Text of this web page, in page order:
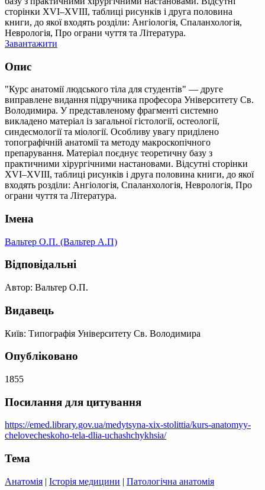
сторінки XVI–XVIII, таблиці рисунків і друга половина
книги, до якої входять розділи: Ангіологія, Спаланхологія,
Неврологія, Про ограни чуття та Література.
Завантажити
Опис
"Курс анатомії людського тіла для студентів" — друге
виправлене видання підручника професора Університету Св.
Володимира. У представленому фрагменті системно
викладено матеріал із загальної гістології, остеології,
синдесмології та міології. Особливу увагу приділено
топографічній анатомії та методу макроскопічного
препарування. Матеріал поєднує теоретичну базу з
практичними хірургічними настановами. Відсутні сторінки
XVI–XVIII, таблиці рисунків і друга половина книги, до якої
входять розділи: Ангіологія, Спаланхологія, Неврологія, Про
ограни чуття та Література.
Імена
Вальтер О.П. (Вальтер А.П)
Відповідальні
Автор: Вальтер О.П.
Видавець
Київ: Типографія Університету Св. Володимира
Опубліковано
1855
Посилання для цитування
https://emed.library.gov.ua/medytsyna-xix-stolittia/kurs-anatomyy-
chelovecheskoho-tela-dlia-uchashchykhsia/
Тема
Анатомія | Історія медицини | Патологічна анатомія